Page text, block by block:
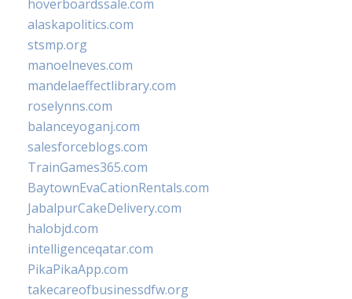
hoverboardssale.com
alaskapolitics.com
stsmp.org
manoelneves.com
mandelaeffectlibrary.com
roselynns.com
balanceyoganj.com
salesforceblogs.com
TrainGames365.com
BaytownEvaCationRentals.com
JabalpurCakeDelivery.com
halobjd.com
intelligenceqatar.com
PikaPikaApp.com
takecareofbusinessdfw.org